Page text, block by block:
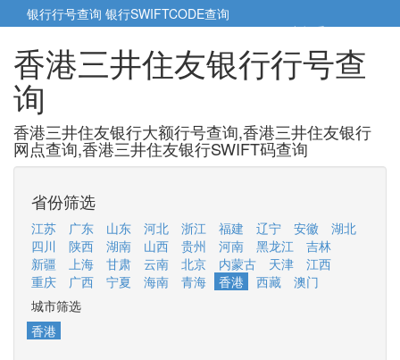
银行行号查询 银行SWIFTCODE查询
5cm小帮手5cm.cn
香港三井住友银行行号查
询
香港三井住友银行大额行号查询,香港三井住友银行
网点查询,香港三井住友银行SWIFT码查询
省份筛选
江苏 广东 山东 河北 浙江 福建 辽宁 安徽
湖北
四川
陕西 湖南 山西 贵州 河南 黑龙江
吉林
新疆
上海 甘肃 云南 北京 内蒙古 天津
江西
重庆
广西 宁夏 海南 青海 香港 西藏
澳门
城市筛选
香港